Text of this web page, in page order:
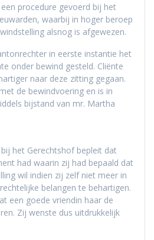
procedure gevoerd bij het
waarbij in hoger beroep
alsnog is afgewezen.
in eerste instantie het
onder bewind gesteld. Cliënte
naar deze zitting gegaan.
de bewindvoering en is in
bijstand van mr. Martha
het Gerechtshof bepleit dat
had waarin zij had bepaald dat
wil indien zij zelf niet meer in
belangen te behartigen.
een goede vriendin haar de
Zij wenste dus uitdrukkelijk